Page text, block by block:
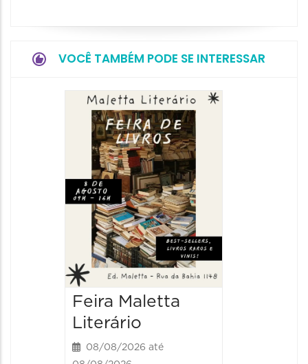
VOCÊ TAMBÉM PODE SE INTERESSAR
Feira Maletta
Literário
08/08/2026 até